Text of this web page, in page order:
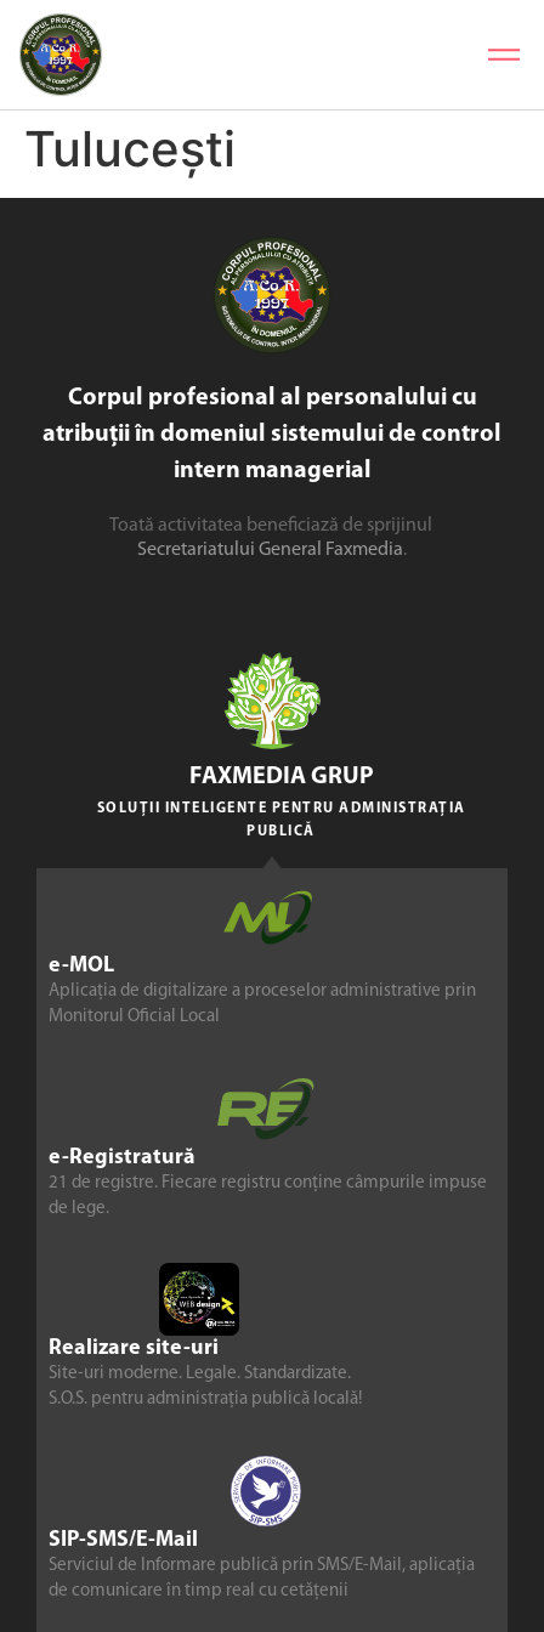
Tulucești
Corpul profesional al personalului cu
atribuții în domeniul sistemului de control
intern managerial
Toată activitatea beneficiază de sprijinul
Secretariatului General Faxmedia.
e-MOL
Aplicația de digitalizare a proceselor administrative prin
Monitorul Oficial Local
e-Registratură
21 de registre. Fiecare registru conține câmpurile impuse
de lege.
Realizare site-uri
Site-uri moderne. Legale. Standardizate.
S.O.S. pentru administrația publică locală!
SIP-SMS/E-Mail
Serviciul de Informare publică prin SMS/E-Mail, aplicația
de comunicare în timp real cu cetățenii
FAXMEDIA GRUP
SOLUȚII INTELIGENTE PENTRU ADMINISTRAȚIA
PUBLICĂ